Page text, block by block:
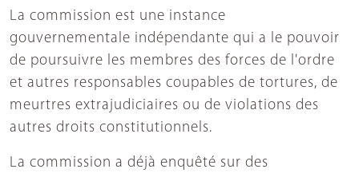
La commission est une instance
gouvernementale indépendante qui a le pouvoir
de poursuivre les membres des forces de l'ordre
et autres responsables coupables de tortures, de
meurtres extrajudiciaires ou de violations des
autres droits constitutionnels.
La commission a déjà enquêté sur des